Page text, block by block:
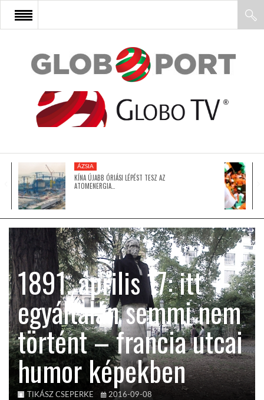
FŐOLDAL
AFRIKA
ÁZSIA
LATIN-AMERIKA
KÖZEL-KELET
AUSZTRÁLIA
A VILÁG ITTHON
ÁZSIA
KÍNA ÚJABB ÓRIÁSI LÉPÉST TESZ AZ
ATOMENERGIA…
1891. április 17: itt
egyáltalán semmi nem
történt – francia utcai
humor képekben
TIKÁSZ CSEPERKE 2016-09-08